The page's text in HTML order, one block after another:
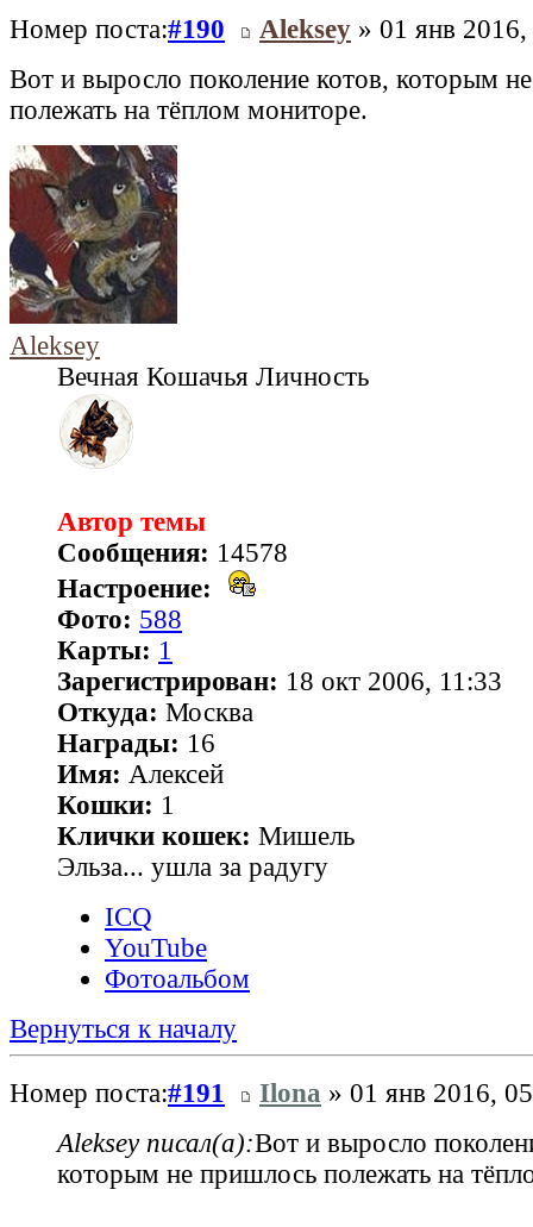
Номер поста:#190 Aleksey » 01 янв
Вот и выросло поколение котов, которым
полежать на тёплом мониторе.
Aleksey
Вечная Кошачья Личность
Автор темы
Сообщения: 14578
Настроение:
Фото: 588
Карты: 1
Зарегистрирован: 18 окт 2006, 11:33
Откуда: Москва
Награды: 16
Имя: Алексей
Кошки: 1
Клички кошек: Мишель
Эльза... ушла за радугу
ICQ
YouTube
Фотоальбом
Вернуться к началу
Номер поста:#191 Ilona » 01 янв 2016,
Aleksey писал(а):Вот и выросло
которым не пришлось полежать на